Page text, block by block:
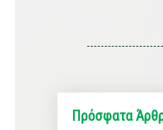
Πρόσφατα